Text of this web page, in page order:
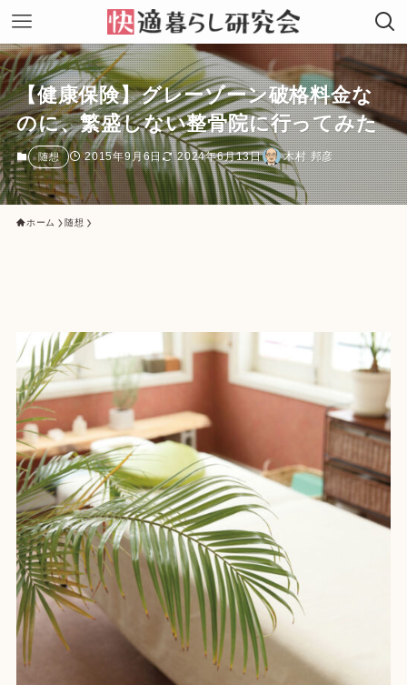
【健康保険】グレーゾーン破格料金な
のに、繁盛しない整骨院に行ってみた
随想 2015年9月6日 2024年6月13日 木村 邦彦
ホーム 随想